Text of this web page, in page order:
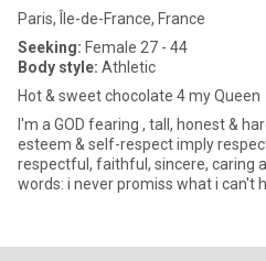
Paris, Île-de-France, France
Seeking: Female 27 - 44
Body style: Athletic
Hot & sweet chocolate 4 my Queen
I'm a GOD fearing , tall, honest &
esteem & self-respect imply
respectful, faithful, sincere, caring
words: i never promiss what i can't